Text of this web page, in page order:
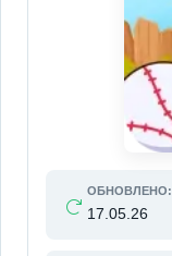
ОБНОВЛЕНО:
17.05.26